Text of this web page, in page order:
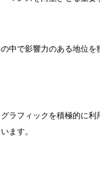
へのアクセスを直感的か
ファーストデザインを採